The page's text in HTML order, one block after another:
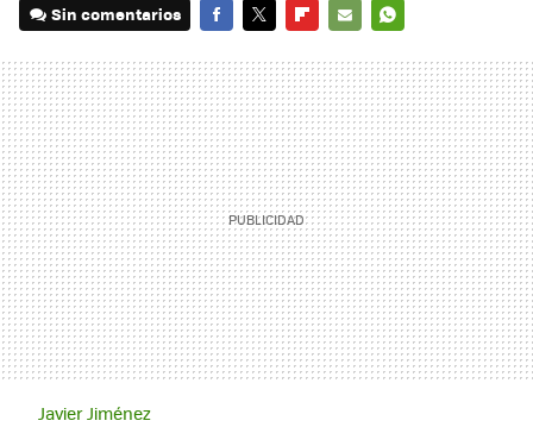
Sin comentarios
MAIL
Javier Jiménez